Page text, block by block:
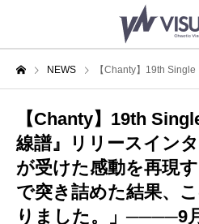
NEWS 【Chanty】19th Single『円環彷徨う五線譜』リリースインタビュー◆「“自分が受けた感動を再現するなら”と
【Chanty】19th
線譜』リリースイン
が受けた感動を再現
で突き詰めた結果、
りました。」────9